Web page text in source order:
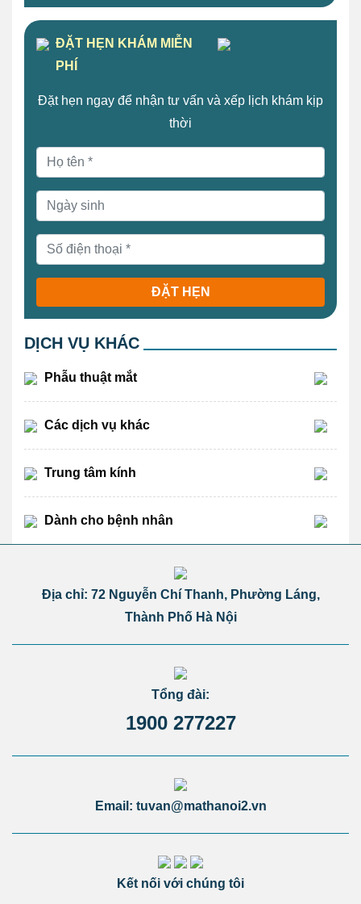
ĐẶT HẸN KHÁM MIỄN
PHÍ
Đặt hẹn ngay để nhận tư vấn và xếp lịch khám kịp
thời
ĐẶT HẸN
DỊCH VỤ KHÁC
Phẫu thuật mắt
Các dịch vụ khác
Trung tâm kính
Dành cho bệnh nhân
Địa chỉ: 72 Nguyễn Chí Thanh, Phường Láng,
Thành Phố Hà Nội
Tổng đài:
1900 277227
Email: tuvan@mathanoi2.vn
Kết nối với chúng tôi